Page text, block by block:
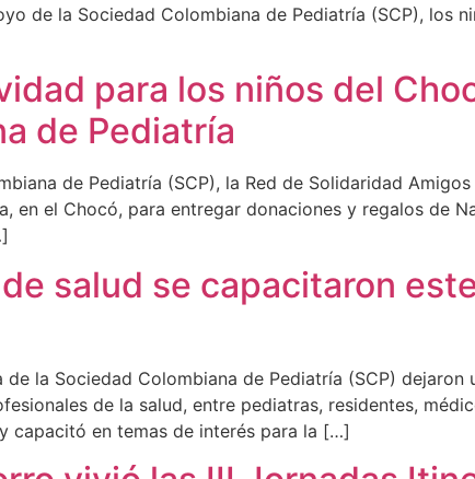
de la Sociedad Colombiana de Pediatría (SCP), los
para los niños del
de Pediatría
de Pediatría (SCP), la Red de Solidaridad
en el Chocó, para entregar donaciones y regalos de
salud se capacitaron
la Sociedad Colombiana de Pediatría (SCP)
de la salud, entre pediatras, residentes,
capacitó en temas de interés para la […]